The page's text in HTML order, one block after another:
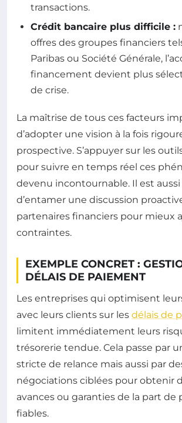
transactions.
Crédit bancaire plus difficile :
offres des groupes financiers
Paribas ou Société Générale,
financement devient plus
de crise.
La maîtrise de tous ces facteurs
d’adopter une vision à la fois
prospective. S’appuyer sur les
pour suivre en temps réel ces
devenu incontournable. Il est aussi
d’entamer une discussion
partenaires financiers pour mieux
contraintes.
EXEMPLE CONCRET :
DÉLAIS DE PAIEMENT
Les entreprises qui optimisent
avec leurs clients sur les délais de
limitent immédiatement leurs
trésorerie tendue. Cela passe par
stricte de relance mais aussi par
négociations ciblées pour obtenir
avances ou garanties de la part de
fiables.